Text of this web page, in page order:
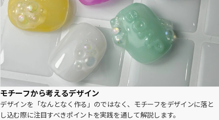
モチーフから考えるデザイン
デザインを「なんとなく作る」のではなく、モチーフをデザインに落と
し込む際に注目すべきポイントを実践を通して解説します。